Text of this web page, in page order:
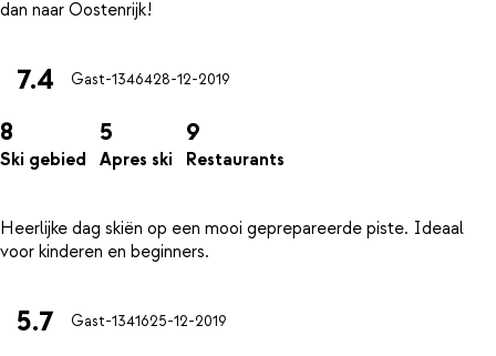
7.4 Gast-1346428-12-2019
8
Ski gebied
5
Apres ski
9
Restaurants
Heerlijke dag skiën op een mooi geprepareerde piste. Ideaal
5.7 Gast-1341625-12-2019